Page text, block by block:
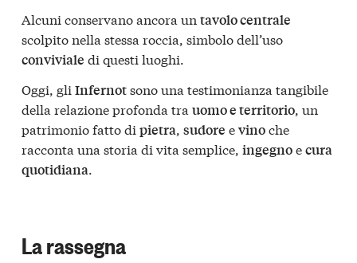
Alcuni conservano ancora un tavolo centrale
scolpito nella stessa roccia, simbolo dell’uso
conviviale di questi luoghi.
Oggi, gli Infernotsono una testimonianza tangibile
della relazione profonda tra uomo e territorio, un
patrimonio fatto di pietra, sudore evinoche
racconta una storia di vita semplice, ingegnoecura
quotidiana.
La rassegna